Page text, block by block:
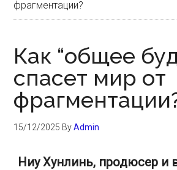
фрагментации?
Как “общее
спасет мир от
15/12/2025 ByAdmin
Ниу Хунлинь, продюсер и